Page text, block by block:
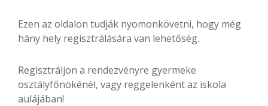
Ezen az oldalon tudják nyomonkövetni, hogy még
hány hely regisztrálására van lehetőség.
Regisztráljon a rendezvényre gyermeke
osztályfőnökénél, vagy reggelenként az iskola
aulájában!